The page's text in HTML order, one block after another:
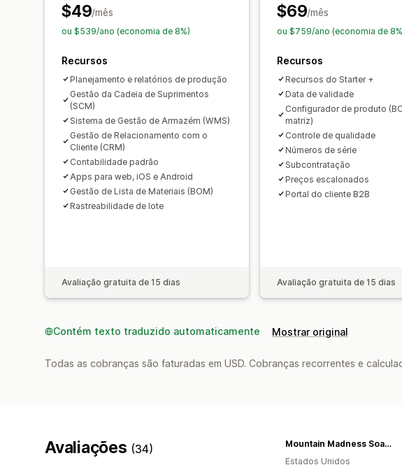
$49/mês
ou $539/ano (economia de 8%)
Recursos
Planejamento e relatórios de produção
Gestão da Cadeia de Suprimentos
(SCM)
Sistema de Gestão de Armazém (WMS)
Gestão de Relacionamento com o
Cliente (CRM)
Contabilidade padrão
Apps para web, iOS e Android
Gestão de Lista de Materiais (BOM)
Rastreabilidade de lote
Avaliação gratuita de 15 dias
$69/mês
ou $759/ano (economia de
Recursos
Recursos do Starter +
Data de validade
Configurador de produto
matriz)
Controle de qualidade
Números de série
Subcontratação
Preços escalonados
Portal do cliente B2B
Avaliação gratuita de 15 dias
Contém texto traduzido automaticamente Mostrar original
Todas as cobranças são faturadas em USD. Cobranças recorrentes e
Avaliações (34)
Mountain Madness Soap Co.
Estados Unidos